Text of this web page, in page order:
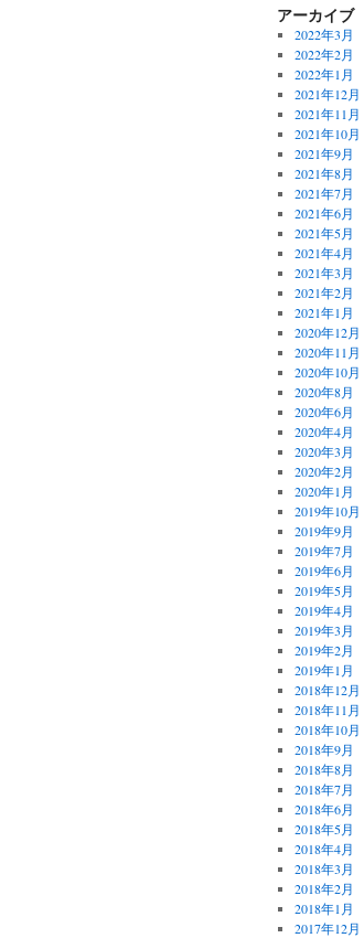
アーカイブ
2022年3月
2022年2月
2022年1月
2021年12月
2021年11月
2021年10月
2021年9月
2021年8月
2021年7月
2021年6月
2021年5月
2021年4月
2021年3月
2021年2月
2021年1月
2020年12月
2020年11月
2020年10月
2020年8月
2020年6月
2020年4月
2020年3月
2020年2月
2020年1月
2019年10月
2019年9月
2019年7月
2019年6月
2019年5月
2019年4月
2019年3月
2019年2月
2019年1月
2018年12月
2018年11月
2018年10月
2018年9月
2018年8月
2018年7月
2018年6月
2018年5月
2018年4月
2018年3月
2018年2月
2018年1月
2017年12月